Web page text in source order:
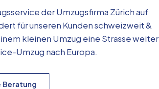
der Umzugsfirma Zürich auf
für unseren Kunden schweizweit &
kleinen Umzug eine Strasse weiter
Umzug nach Europa.
Beratung